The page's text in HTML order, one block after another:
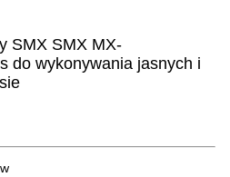
SMX SMX MX-
do wykonywania jasnych i